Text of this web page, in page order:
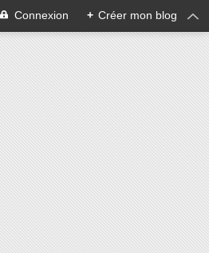
Connexion + Créer mon blog